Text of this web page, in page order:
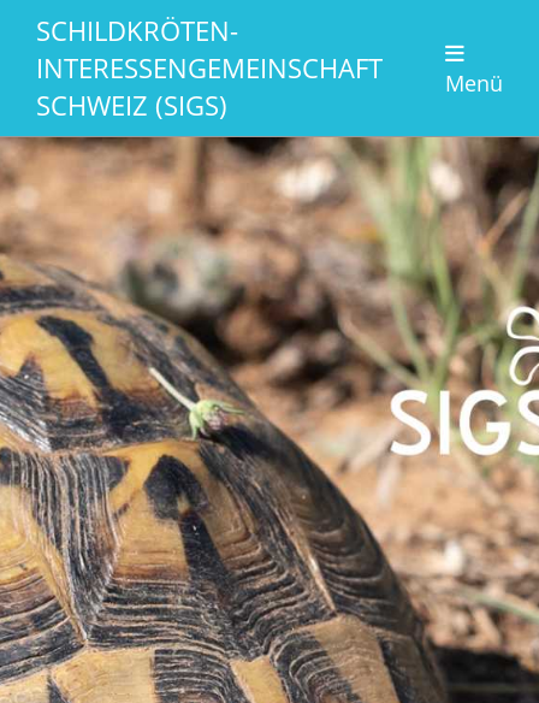
SCHILDKRÖTEN-
INTERESSENGEMEINSCHAFT
SCHWEIZ (SIGS)
Menü